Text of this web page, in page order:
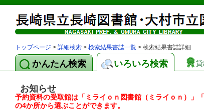
トップページ > 詳細検索 > 検索結果書誌一覧 > 検索結果書誌詳細
かんたん検索 いろいろ検索
お知らせ
予約資料の受取館は「ミライｏｎ図書館（ミライｏｎ）」
の4か所から選ぶことができます。